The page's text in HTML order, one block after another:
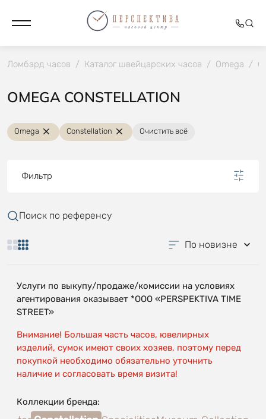
Ломбард часов / Каталог швейцарских часов / Omega /
OMEGA CONSTELLATION
Omega Constellation Очистить всё
Фильтр
Поиск по референсу
По новизне
Услуги по выкупу/продаже/комиссии на условиях
агентирования оказывает *OOO «PERSPEKTIVA TIME
STREET»
Внимание! Большая часть часов, ювелирных
изделий, сумок имеют своих хозяев, поэтому перед
покупкой необходимо обязательно уточнить
наличие и согласовать время визита!
Коллекции бренда: